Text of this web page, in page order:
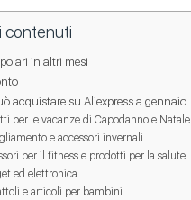
contenuti
in altri mesi
acquistare su Aliexpress a gennaio
per le vacanze di Capodanno e Natale
e accessori invernali
per il fitness e prodotti per la salute
ed elettronica
e articoli per bambini